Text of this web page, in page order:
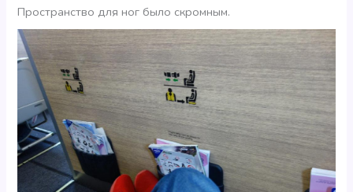
Пространство для ног было скромным.